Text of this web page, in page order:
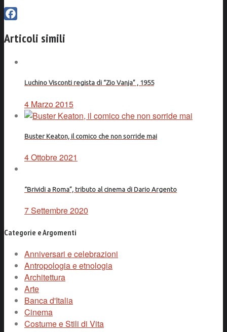
Articoli simili
Luchino Visconti regista di “Zio Vanja” , 1955
4 Marzo 2015
Buster Keaton, il comico che non sorride mai
4 Ottobre 2021
“Brividi a Roma”, tributo al cinema di Dario Argento
7 Settembre 2020
Categorie e Argomenti
Anniversari e celebrazioni
Antropologia e etnologia
Architettura
Arte
Banca d'Italia
Cinema
Costume e Stili di Vita